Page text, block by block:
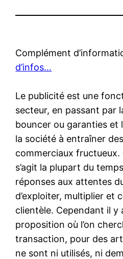
Complément
d’infos…
Le publicité est une
secteur, en passant par
bouncer ou garanties et
la société à entraîner
commerciaux
s’agit la plupart du
réponses aux attentes
d’exploiter, multiplier et
clientèle. Cependant il y
proposition où l’on
transaction, pour des
ne sont ni utilisés, ni